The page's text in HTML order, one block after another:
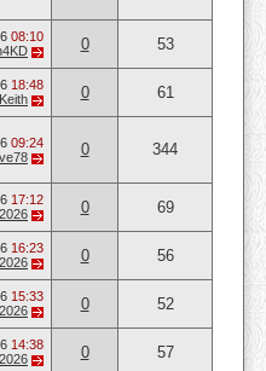
08:10
0 53
18:48
Keith 0 61
09:24
0 344
17:12
0 69
16:23
0 56
15:33
0 52
14:38
0 57